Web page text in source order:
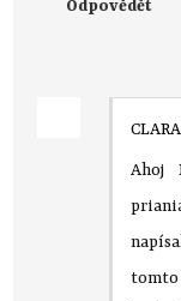
Odpovědět
CLARA
Ahoj